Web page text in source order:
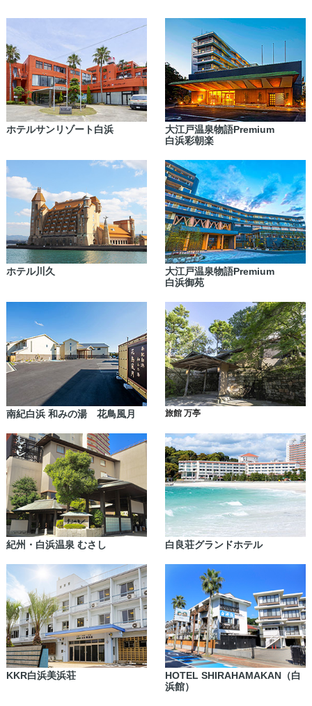
ホテルサンリゾート白浜
大江戸温泉物語Premium
白浜彩朝楽
ホテル川久
大江戸温泉物語Premium
白浜御苑
南紀白浜 和みの湯 花鳥風月 旅館 万亭
紀州・白浜温泉 むさし 白良荘グランドホテル
KKR白浜美浜荘
HOTEL SHIRAHAMAKAN（白
浜館）